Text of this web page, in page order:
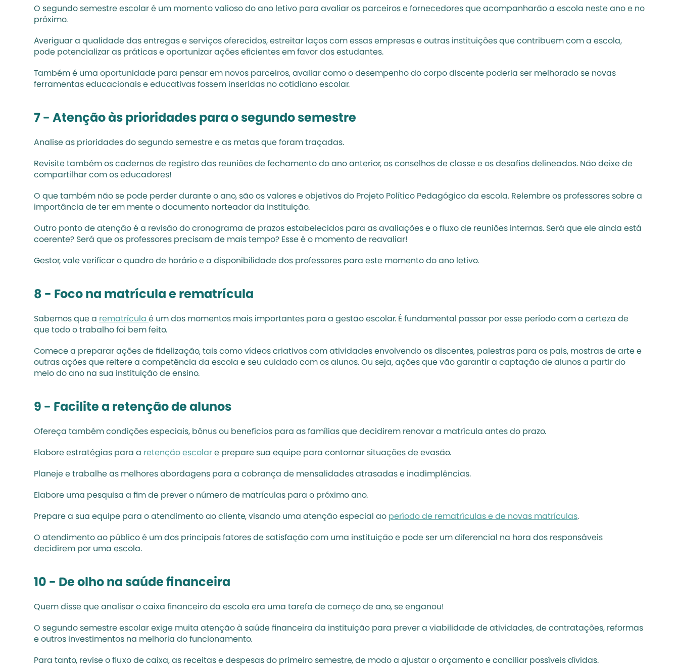
O segundo semestre escolar é um momento valioso do ano letivo para avaliar os parceiros e fornecedores que acompanharão a escola neste ano e no
próximo.
Averiguar a qualidade das entregas e serviços oferecidos, estreitar laços com essas empresas e outras instituições que contribuem com a escola,
pode potencializar as práticas e oportunizar ações eficientes em favor dos estudantes.
Também é uma oportunidade para pensar em novos parceiros, avaliar como o desempenho do corpo discente poderia ser melhorado se novas
ferramentas educacionais e educativas fossem inseridas no cotidiano escolar.
7 - Atenção às prioridades para o segundo semestre
Analise as prioridades do segundo semestre e as metas que foram traçadas.
Revisite também os cadernos de registro das reuniões de fechamento do ano anterior, os conselhos de classe e os desafios delineados. Não deixe de
compartilhar com os educadores!
O que também não se pode perder durante o ano, são os valores e objetivos do Projeto Político Pedagógico da escola. Relembre os professores sobre a
importância de ter em mente o documento norteador da instituição.
Outro ponto de atenção é a revisão do cronograma de prazos estabelecidos para as avaliações e o fluxo de reuniões internas. Será que ele ainda está
coerente? Será que os professores precisam de mais tempo? Esse é o momento de reavaliar!
Gestor, vale verificar o quadro de horário e a disponibilidade dos professores para este momento do ano letivo.
8 - Foco na matrícula e rematrícula
Sabemos que a rematrícula é um dos momentos mais importantes para a gestão escolar. É fundamental passar por esse período com a certeza de
que todo o trabalho foi bem feito.
Comece a preparar ações de fidelização, tais como vídeos criativos com atividades envolvendo os discentes, palestras para os pais, mostras de arte e
outras ações que reitere a competência da escola e seu cuidado com os alunos. Ou seja, ações que vão garantir a captação de alunos a partir do
meio do ano na sua instituição de ensino.
9 - Facilite a retenção de alunos
Ofereça também condições especiais, bônus ou benefícios para as famílias que decidirem renovar a matrícula antes do prazo.
Elabore estratégias para a retenção escolar e prepare sua equipe para contornar situações de evasão.
Planeje e trabalhe as melhores abordagens para a cobrança de mensalidades atrasadas e inadimplências.
Elabore uma pesquisa a fim de prever o número de matrículas para o próximo ano.
Prepare a sua equipe para o atendimento ao cliente, visando uma atenção especial ao período de rematrículas e de novas matrículas.
O atendimento ao público é um dos principais fatores de satisfação com uma instituição e pode ser um diferencial na hora dos responsáveis
decidirem por uma escola.
10 - De olho na saúde financeira
Quem disse que analisar o caixa financeiro da escola era uma tarefa de começo de ano, se enganou!
O segundo semestre escolar exige muita atenção à saúde financeira da instituição para prever a viabilidade de atividades, de contratações, reformas
e outros investimentos na melhoria do funcionamento.
Para tanto, revise o fluxo de caixa, as receitas e despesas do primeiro semestre, de modo a ajustar o orçamento e conciliar possíveis dívidas.